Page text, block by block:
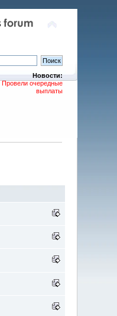
Новости:
Провели очередные
выплаты